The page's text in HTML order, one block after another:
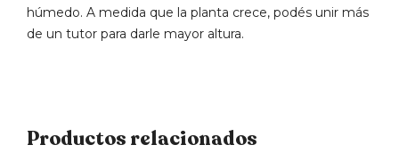
húmedo. A medida que la planta crece, podés unir más
de un tutor para darle mayor altura.
Productos relacionados